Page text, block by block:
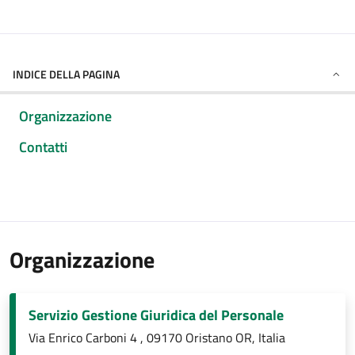
INDICE DELLA PAGINA
Organizzazione
Contatti
Organizzazione
Servizio Gestione Giuridica del Personale
Via Enrico Carboni 4 , 09170 Oristano OR, Italia